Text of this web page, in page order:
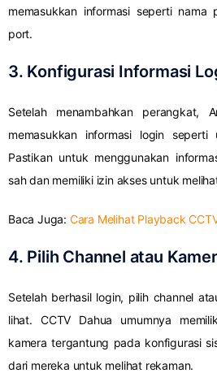
memasukkan informasi seperti nama
port.
3. Konfigurasi Informasi
Setelah menambahkan perangkat,
memasukkan informasi login seperti
Pastikan untuk menggunakan
sah dan memiliki izin akses untuk
Baca Juga: Cara Melihat Playback
4. Pilih Channel atau
Setelah berhasil login, pilih channel
lihat. CCTV Dahua umumnya
kamera tergantung pada konfigurasi
dari mereka untuk melihat rekaman.